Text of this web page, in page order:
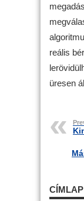
reális
üresen